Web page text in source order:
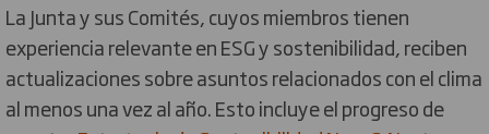
La Junta y sus Comités, cuyos miembros tienen
experiencia relevante en ESG y sostenibilidad, reciben
actualizaciones sobre asuntos relacionados con el clima
al menos una vez al año. Esto incluye el progreso de